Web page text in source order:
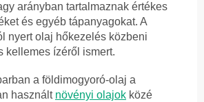
arányban tartalmaznak értékes
és egyéb tápanyagokat. A
nyert olaj hőkezelés közbeni
kellemes ízéről ismert.
a földimogyoró-olaj a
használt növényi olajok közé